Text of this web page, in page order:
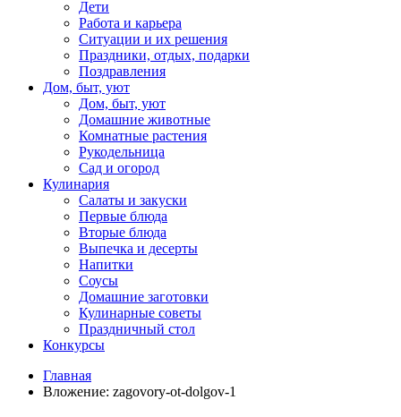
Дети
Работа и карьера
Ситуации и их решения
Праздники, отдых, подарки
Поздравления
Дом, быт, уют
Дом, быт, уют
Домашние животные
Комнатные растения
Рукодельница
Сад и огород
Кулинария
Салаты и закуски
Первые блюда
Вторые блюда
Выпечка и десерты
Напитки
Соусы
Домашние заготовки
Кулинарные советы
Праздничный стол
Конкурсы
Главная
Вложение: zagovory-ot-dolgov-1